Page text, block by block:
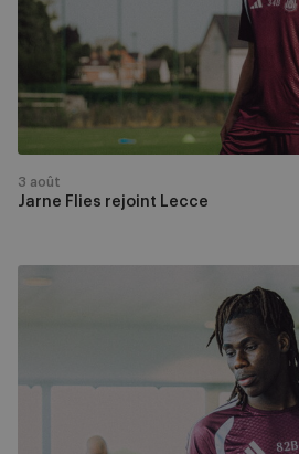
Jarne Flies rejoint Lecce
3 août